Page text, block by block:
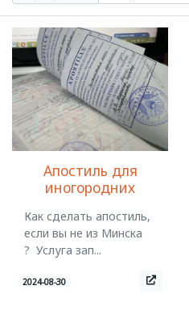
Апостиль для
иногородних
Как сделать апостиль,
если вы не из Минска
? Услуга зап...
2024-08-30